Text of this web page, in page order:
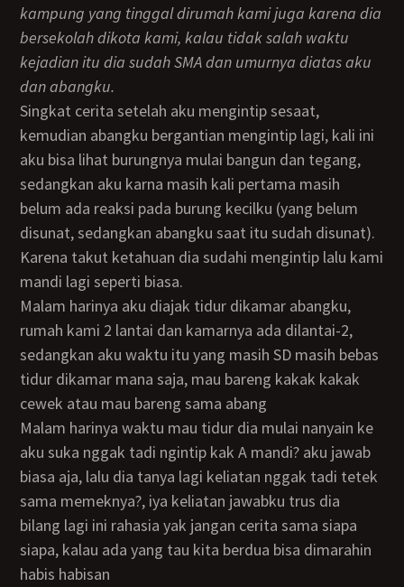
kampung yang tinggal dirumah kami juga karena dia
bersekolah dikota kami, kalau tidak salah waktu
kejadian itu dia sudah SMA dan umurnya diatas aku
dan abangku.
Singkat cerita setelah aku mengintip sesaat,
kemudian abangku bergantian mengintip lagi, kali ini
aku bisa lihat burungnya mulai bangun dan tegang,
sedangkan aku karna masih kali pertama masih
belum ada reaksi pada burung kecilku (yang belum
disunat, sedangkan abangku saat itu sudah disunat).
Karena takut ketahuan dia sudahi mengintip lalu kami
mandi lagi seperti biasa.
Malam harinya aku diajak tidur dikamar abangku,
rumah kami 2 lantai dan kamarnya ada dilantai-2,
sedangkan aku waktu itu yang masih SD masih bebas
tidur dikamar mana saja, mau bareng kakak kakak
cewek atau mau bareng sama abang
malam harinya waktu mau tidur dia mulai nanyain ke
aku suka nggak tadi ngintip kak A mandi? aku jawab
biasa aja, lalu dia tanya lagi keliatan nggak tadi tetek
sama memeknya?, iya keliatan jawabku trus dia
bilang lagi ini rahasia yak jangan cerita sama siapa
siapa, kalau ada yang tau kita berdua bisa dimarahin
habis habisan